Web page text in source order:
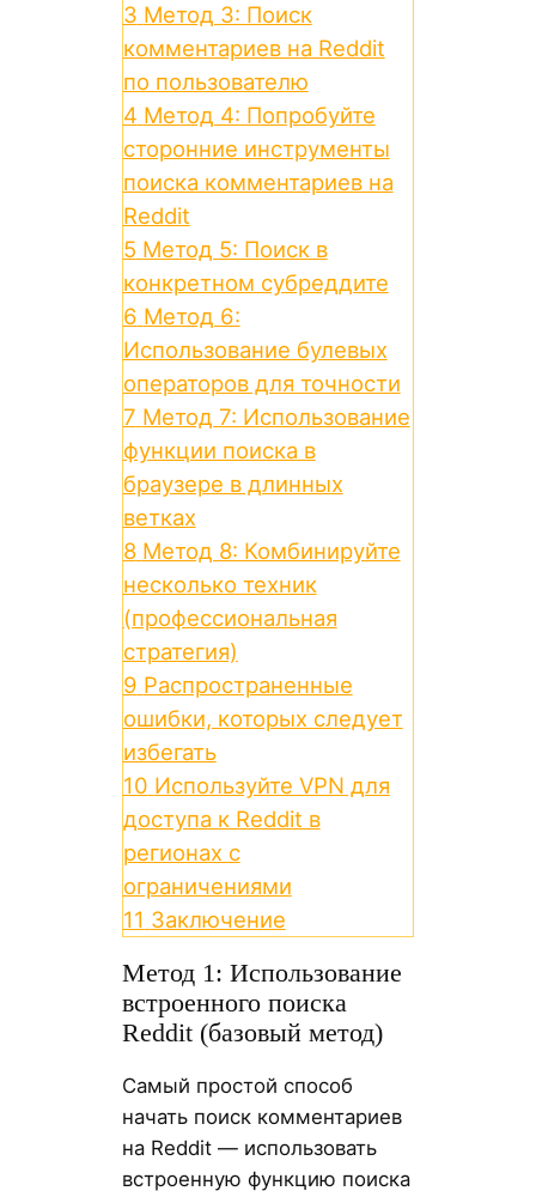
3 Метод 3: Поиск
комментариев на Reddit
по пользователю
4 Метод 4: Попробуйте
сторонние инструменты
поиска комментариев на
Reddit
5 Метод 5: Поиск в
конкретном субреддите
6 Метод 6:
Использование булевых
операторов для точности
7 Метод 7: Использование
функции поиска в
браузере в длинных
ветках
8 Метод 8: Комбинируйте
несколько техник
(профессиональная
стратегия)
9 Распространенные
ошибки, которых следует
избегать
10 Используйте VPN для
доступа к Reddit в
регионах с
ограничениями
11 Заключение
Метод 1: Использование
встроенного поиска
Reddit (базовый метод)
Самый простой способ
начать поиск комментариев
на Reddit — использовать
встроенную функцию поиска